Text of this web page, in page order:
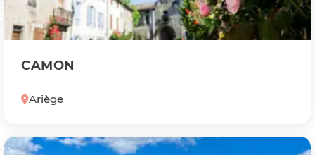
CAMON
Ariège